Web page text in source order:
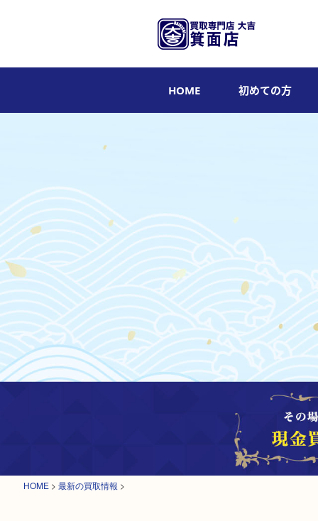
HOME 初めての方
HOME > 最新の買取情報 >